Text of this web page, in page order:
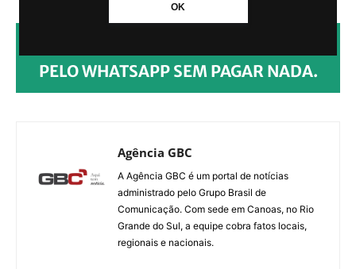
OK
PELO WHATSAPP SEM PAGAR NADA.
Agência GBC
A Agência GBC é um portal de notícias
administrado pelo Grupo Brasil de
Comunicação. Com sede em Canoas, no Rio
Grande do Sul, a equipe cobra fatos locais,
regionais e nacionais.